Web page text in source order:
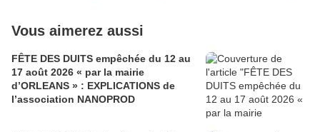
Vous aimerez aussi
FÊTE DES DUITS empêchée du 12 au
17 août 2026 « par la mairie
d’ORLEANS » : EXPLICATIONS de
l’association NANOPROD